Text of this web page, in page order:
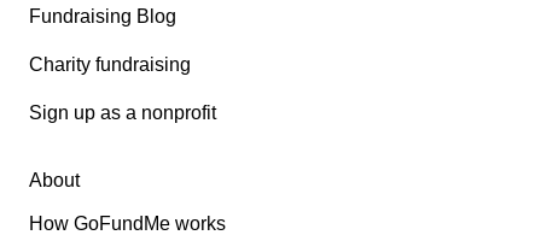
Fundraising Blog
Charity fundraising
Sign up as a nonprofit
About
How GoFundMe works